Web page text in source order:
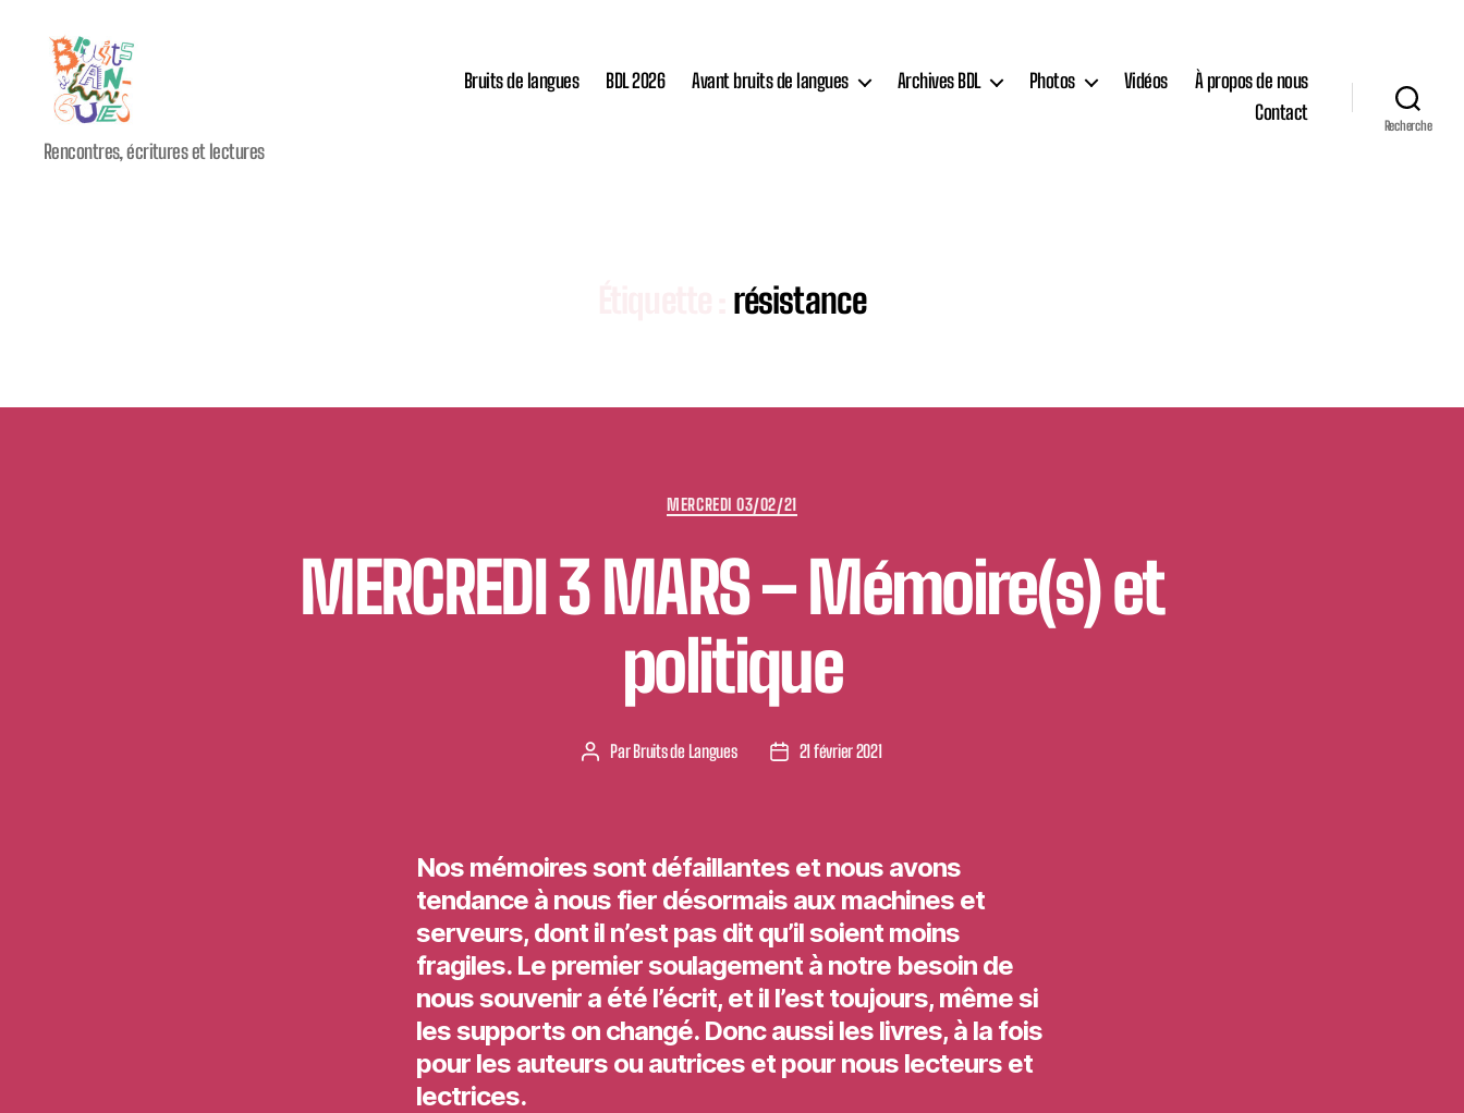
Festival
international
Rencontres, écritures et lectures
Bruits de langues BDL 2026 Avant bruits de langues Archives BDL Photos Vidéos
À propos de nous
Contact
Recherche
résistance
Catégories
MERCREDI 03/02/21
MERCREDI 3 MARS – Mémoire(s) et
politique
Auteur
ParBruits de Langues
Date21 février 2021
Nos mémoires sont défaillantes et nous avons
tendance à nous fier désormais aux machines et
serveurs, dont il n’est pas dit qu’il soient moins
fragiles. Le premier soulagement à notre besoin de
nous souvenir a été l’écrit, et il l’est toujours, même si
les supports on changé. Donc aussi les livres, à la fois
pour les auteurs ou autrices et pour nous lecteurs et
lectrices.